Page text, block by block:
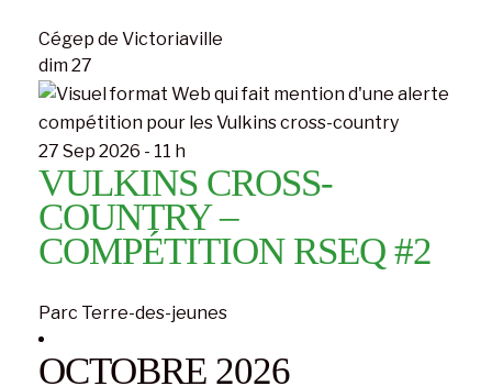
Cégep de Victoriaville
dim27
27 Sep 2026 - 11 h
VULKINS CROSS-
COUNTRY –
COMPÉTITION RSEQ #2
Parc Terre-des-jeunes
OCTOBRE 2026